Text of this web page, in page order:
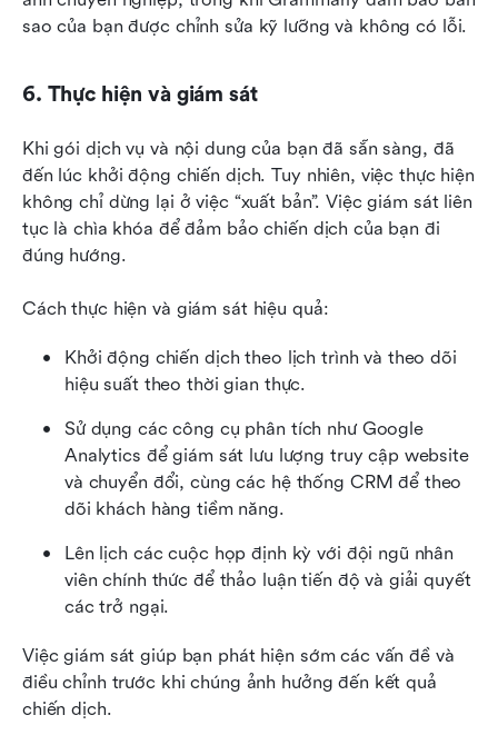
sao của bạn được chỉnh sửa kỹ lưỡng và không có lỗi.
6. Thực hiện và giám sát
Khi gói dịch vụ và nội dung của bạn đã sẵn sàng, đã
đến lúc khởi động chiến dịch. Tuy nhiên, việc thực hiện
không chỉ dừng lại ở việc “xuất bản”. Việc giám sát liên
tục là chìa khóa để đảm bảo chiến dịch của bạn đi
đúng hướng.
Cách thực hiện và giám sát hiệu quả:
Khởi động chiến dịch theo lịch trình và theo dõi
hiệu suất theo thời gian thực.
Sử dụng các công cụ phân tích như Google
Analytics để giám sát lưu lượng truy cập website
và chuyển đổi, cùng các hệ thống CRM để theo
dõi khách hàng tiềm năng.
Lên lịch các cuộc họp định kỳ với đội ngũ nhân
viên chính thức để thảo luận tiến độ và giải quyết
các trở ngại.
Việc giám sát giúp bạn phát hiện sớm các vấn đề và
điều chỉnh trước khi chúng ảnh hưởng đến kết quả
chiến dịch.